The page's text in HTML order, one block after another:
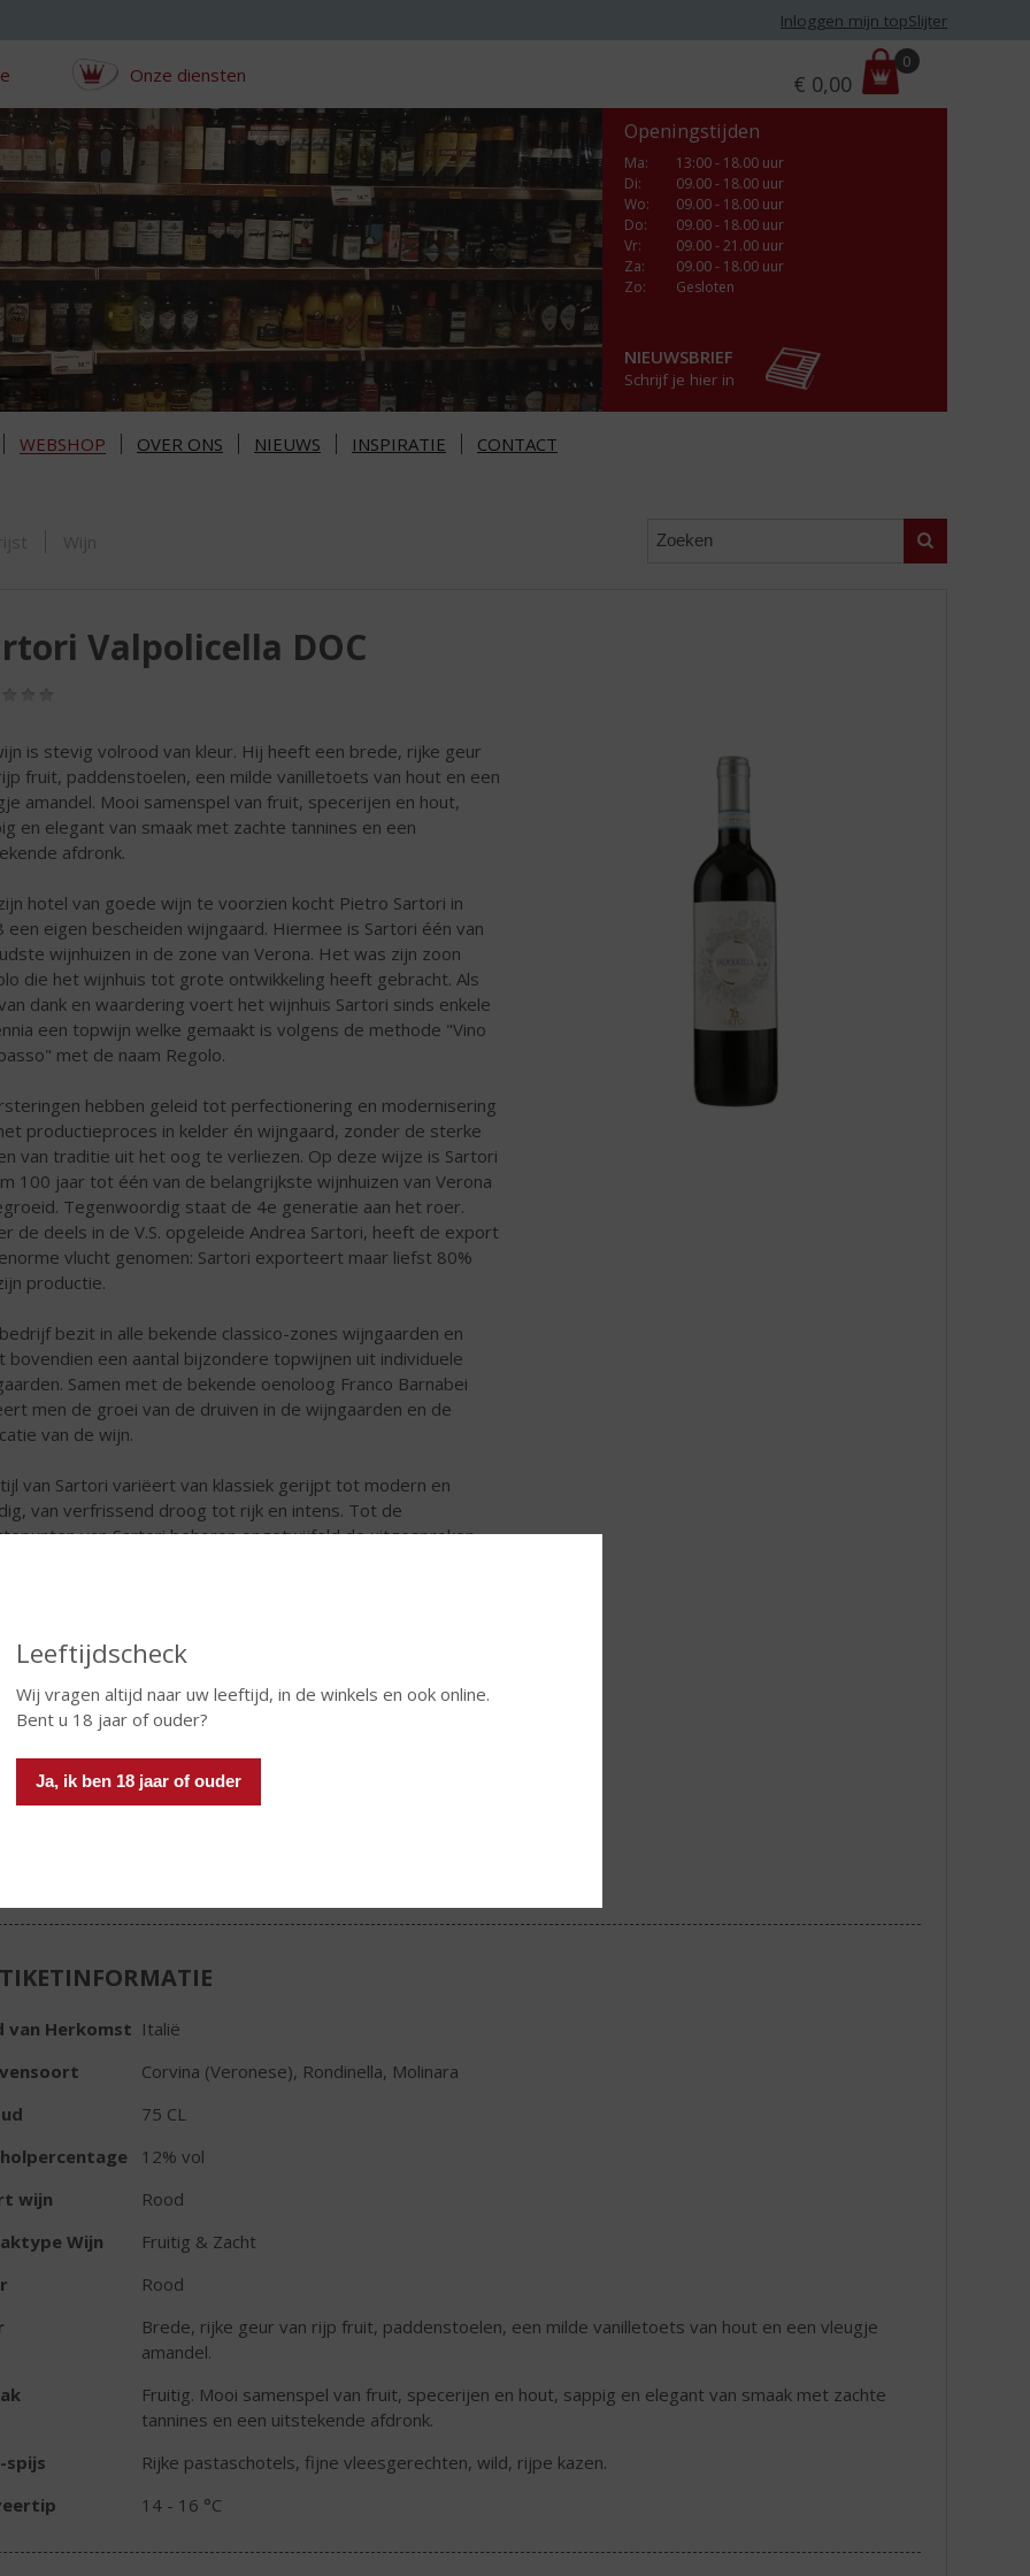
Leeftijdscheck
Wij vragen altijd naar uw leeftijd, in de winkels en ook online.
Bent u 18 jaar of ouder?
Ja, ik ben 18 jaar of ouder
Inloggen mijn topSlijter
Onze diensten
r
i
€ 0,00
0
Openingstijden
Ma:
13:00 - 18.00 uur
Di:
09.00 - 18.00 uur
Wo:
09.00 - 18.00 uur
Do:
09.00 - 18.00 uur
Vr:
09.00 - 21.00 uur
Za:
09.00 - 18.00 uur
Zo:
Gesloten
NIEUWSBRIEF
Schrijf je hier in
WEBSHOP OVER ONS NIEUWS INSPIRATIE CONTACT
Zoeken
Wijn
Valpolicella DOC
is stevig volrood van kleur. Hij heeft een brede, rijke geur
fruit, paddenstoelen, een milde vanilletoets van hout en een
amandel. Mooi samenspel van fruit, specerijen en hout,
en elegant van smaak met zachte tannines en een
afdronk.
hotel van goede wijn te voorzien kocht Pietro Sartori in
een eigen bescheiden wijngaard. Hiermee is Sartori één van
wijnhuizen in de zone van Verona. Het was zijn zoon
die het wijnhuis tot grote ontwikkeling heeft gebracht. Als
dank en waardering voert het wijnhuis Sartori sinds enkele
een topwijn welke gemaakt is volgens de methode "Vino
met de naam Regolo.
hebben geleid tot perfectionering en modernisering
productieproces in kelder én wijngaard, zonder de sterke
van traditie uit het oog te verliezen. Op deze wijze is Sartori
100 jaar tot één van de belangrijkste wijnhuizen van Verona
Tegenwoordig staat de 4e generatie aan het roer.
de deels in de V.S. opgeleide Andrea Sartori, heeft de export
vlucht genomen: Sartori exporteert maar liefst 80%
productie.
bezit in alle bekende classico-zones wijngaarden en
bovendien een aantal bijzondere topwijnen uit individuele
Samen met de bekende oenoloog Franco Barnabei
men de groei van de druiven in de wijngaarden en de
van de wijn.
van Sartori variëert van klassiek gerijpt tot modern en
van verfrissend droog tot rijk en intens. Tot de
van Sartori behoren ongetwijfeld de uitgesproken
Fles
van Herkomst Italië
Corvina (Veronese), Rondinella, Molinara
75 CL
12% vol
wijn
Rood
Wijn
Fruitig & Zacht
Rood
Brede, rijke geur van rijp fruit, paddenstoelen, een milde vanilletoets van hout en een vleugje
amandel.
Fruitig. Mooi samenspel van fruit, specerijen en hout, sappig en elegant van smaak met zachte
tannines en een uitstekende afdronk.
spijs
Rijke pastaschotels, fijne vleesgerechten, wild, rijpe kazen.
14 - 16 °C